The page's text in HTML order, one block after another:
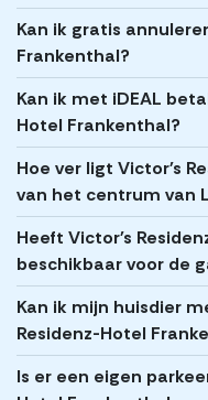
Kan ik gratis
Frankenthal?
Kan ik met iDEAL
Hotel Frankenthal?
Hoe ver ligt Victor's
van het centrum van
Heeft Victor's
beschikbaar voor de
Kan ik mijn huisdier
Residenz-Hotel
Is er een eigen